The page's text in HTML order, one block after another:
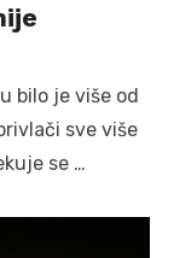
bilo je više od
sve više
se …